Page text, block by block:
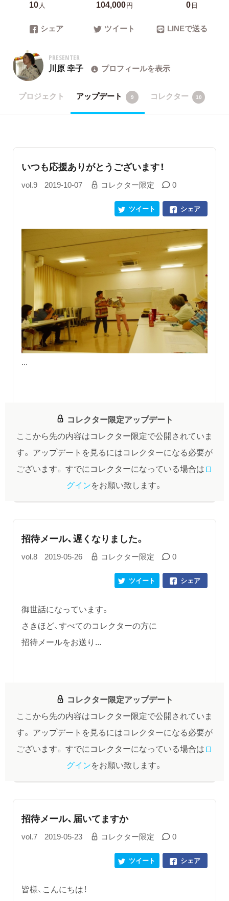
10人 104,000円 0日
シェア ツイート LINEで送る
PRESENTER
川原 幸子 プロフィールを表示
プロジェクト アップデート 9 コレクター 10
いつも応援ありがとうございます！
vol.9 2019-10-07 コレクター限定 0
シェア
ツイート
...
コレクター限定アップデート
ここから先の内容はコレクター限定で公開されていま
す。 アップデートを見るにはコレクターになる必要が
ございます。 すでにコレクターになっている場合はロ
グインをお願い致します。
招待メール、遅くなりました。
vol.8 2019-05-26 コレクター限定 0
シェア
ツイート
御世話になっています。
さきほど、すべてのコレクターの方に
招待メールをお送り...
コレクター限定アップデート
ここから先の内容はコレクター限定で公開されていま
す。 アップデートを見るにはコレクターになる必要が
ございます。 すでにコレクターになっている場合はロ
グインをお願い致します。
招待メール、届いてますか
vol.7 2019-05-23 コレクター限定 0
シェア
ツイート
皆様、こんにちは！